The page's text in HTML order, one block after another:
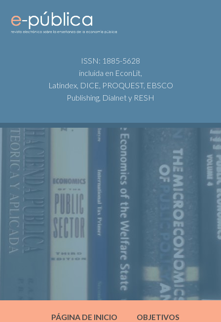
ISSN: 1885-5628
incluida en EconLit,
Latindex, DICE, PROQUEST, EBSCO
Publishing, Dialnet y RESH
PÁGINA DE INICIO OBJETIVOS